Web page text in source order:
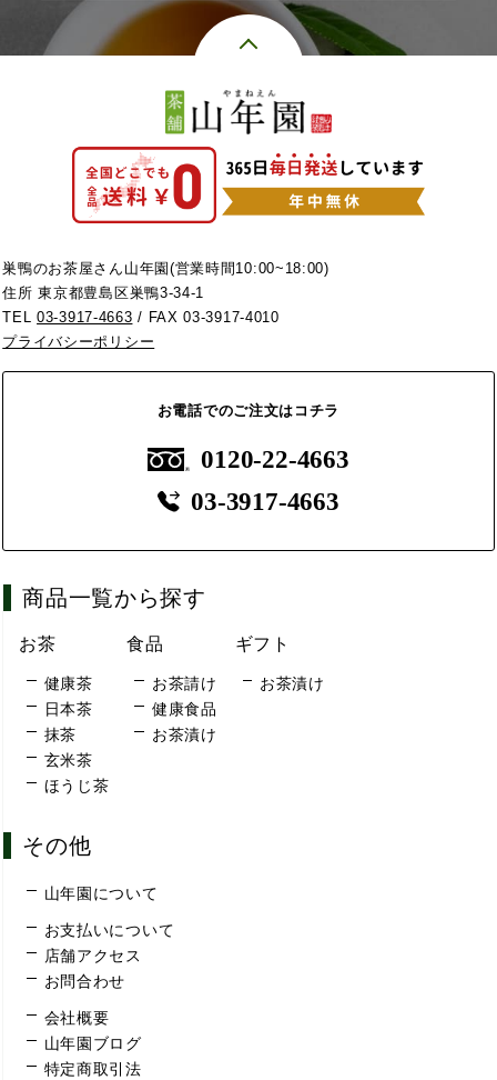
巣鴨のお茶屋さん山年園(営業時間10:00~18:00)
住所 東京都豊島区巣鴨3-34-1
TEL03-3917-4663 / FAX 03-3917-4010
プライバシーポリシー
お電話でのご注文はコチラ
0120-22-4663
03-3917-4663
商品一覧から探す
お茶
健康茶
日本茶
抹茶
玄米茶
ほうじ茶
食品
お茶請け
健康食品
お茶漬け
ギフト
お茶漬け
その他
山年園について
お支払いについて
店舗アクセス
お問合わせ
会社概要
山年園ブログ
特定商取引法